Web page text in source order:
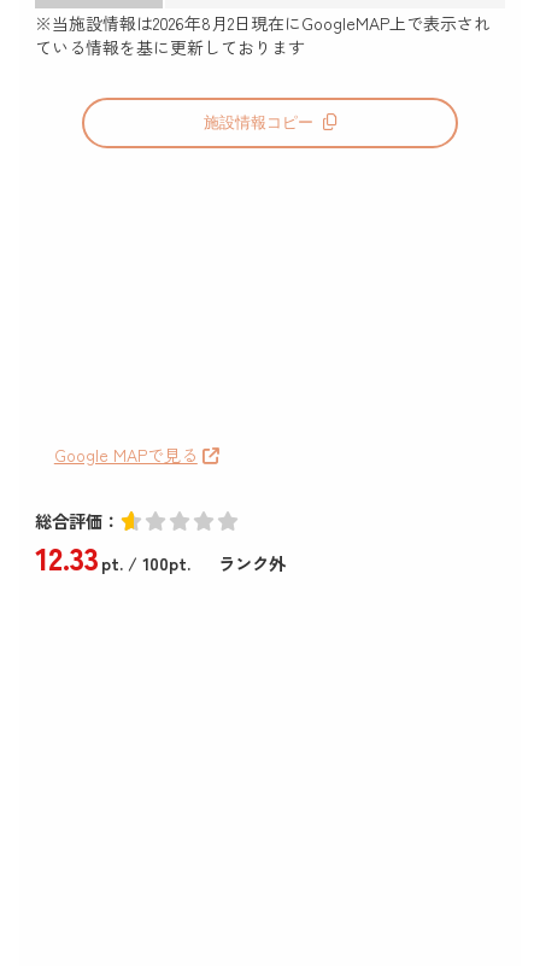
※当施設情報は2026年8月2日現在にGoogleMAP上で表示され
ている情報を基に更新しております
施設情報コピー
Google MAPで見る
総合評価：
12.33pt./ 100pt. ランク外